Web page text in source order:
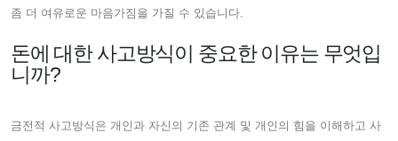
좀 더 여유로운 마음가짐을 가질 수 있습니다.
돈에 대한 사고방식이 중요한 이유는 무엇입
니까?
금전적 사고방식은 개인과 자신의 기존 관계 및 개인의 힘을 이해하고 사